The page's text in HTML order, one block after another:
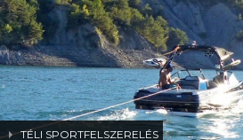
TÉLI SPORTFELSZERELÉS